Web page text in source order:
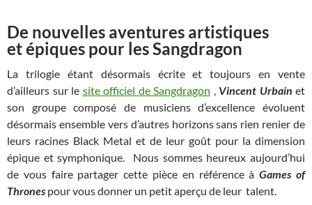
De nouvelles aventures artistiques
et épiques pour les Sangdragon
La trilogie étant désormais écrite et toujours en vente
d’ailleurs sur le site officiel de Sangdragon , Vincent Urbain et
son groupe composé de musiciens d’excellence évoluent
désormais ensemble vers d’autres horizons sans rien renier de
leurs racines Black Metal et de leur goût pour la dimension
épique et symphonique. Nous sommes heureux aujourd’hui
de vous faire partager cette pièce en référence àGames of
Thrones pour vous donner un petit aperçu de leur talent.